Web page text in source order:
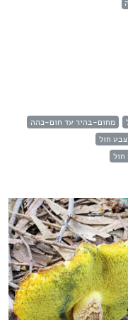
מחום-בהיר עד חום-כהה
חול